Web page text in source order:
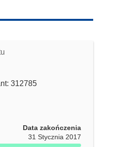
312785
Data zakończenia
31 Stycznia 2017